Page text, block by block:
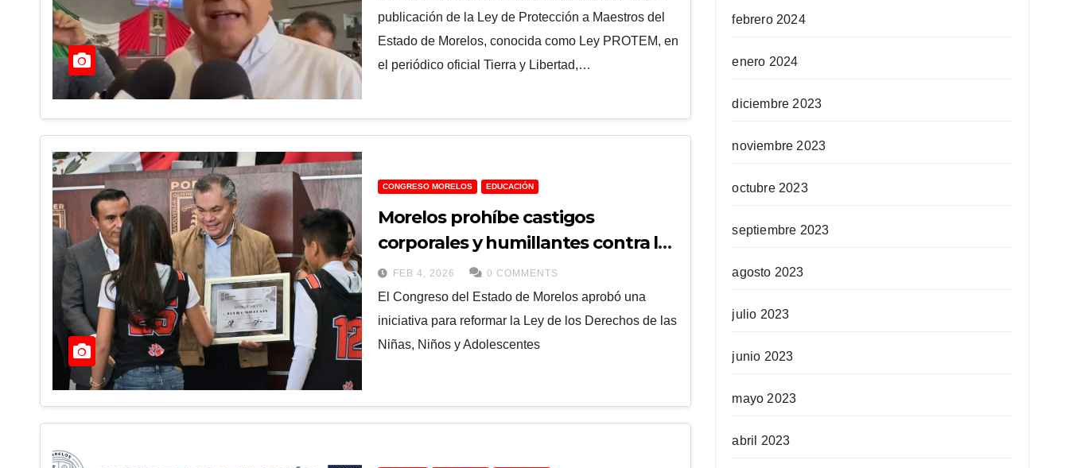
publicación de la Ley de Protección a Maestros del
Estado de Morelos, conocida como Ley PROTEM, en
el periódico oficial Tierra y Libertad,…
CONGRESO MORELOS EDUCACIÓN
Morelos prohíbe castigos
corporales y humillantes contra la
niñez
FEB 4, 2026 0 COMMENTS
El Congreso del Estado de Morelos aprobó una
iniciativa para reformar la Ley de los Derechos de las
Niñas, Niños y Adolescentes
febrero 2024
enero 2024
diciembre 2023
noviembre 2023
octubre 2023
septiembre 2023
agosto 2023
julio 2023
junio 2023
mayo 2023
abril 2023